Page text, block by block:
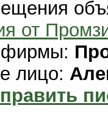
от
фирмы:
лицо: